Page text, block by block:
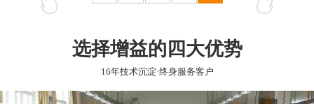
选择增益的四大优势
16年技术沉淀·终身服务客户